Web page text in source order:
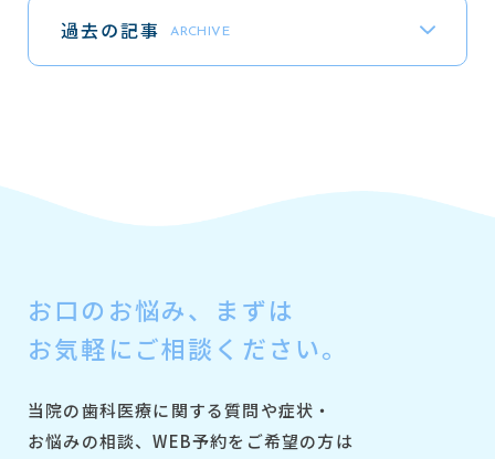
過去の記事 ARCHIVE
お口のお悩み、
まずは
お気軽にご相談ください。
当院の歯科医療に関する質問や症状・
お悩みの相談、WEB予約をご希望の方は